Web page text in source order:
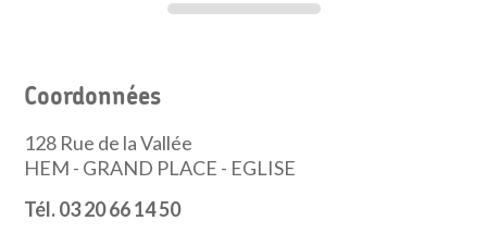
Coordonnées
128 Rue de la Vallée
HEM - GRAND PLACE - EGLISE
Tél. 03 20 66 14 50